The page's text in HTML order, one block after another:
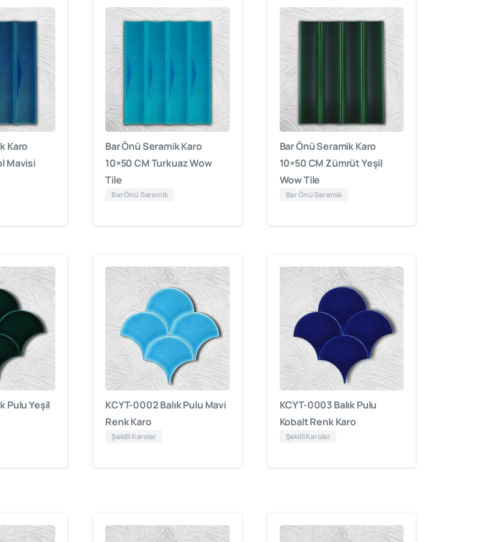
Karo
Mavisi
Bar Önü Seramik Karo
10×50 CM Turkuaz Wow
Tile
Bar Önü Seramik
Bar Önü Seramik Karo
10×50 CM Zümrüt Yeşil
Wow Tile
Bar Önü Seramik
Pulu Yeşil
KCYT-0002 Balık Pulu Mavi
Renk Karo
Şekilli Karolar
KCYT-0003 Balık Pulu
Kobalt Renk Karo
Şekilli Karolar